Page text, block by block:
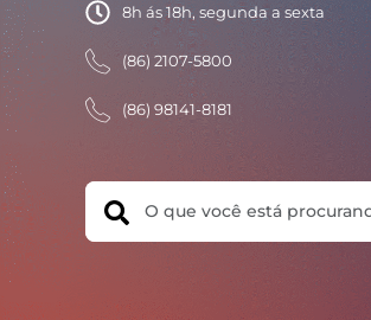
8h ás 18h, segunda a sexta
(86) 2107-5800
(86) 98141-8181
Search